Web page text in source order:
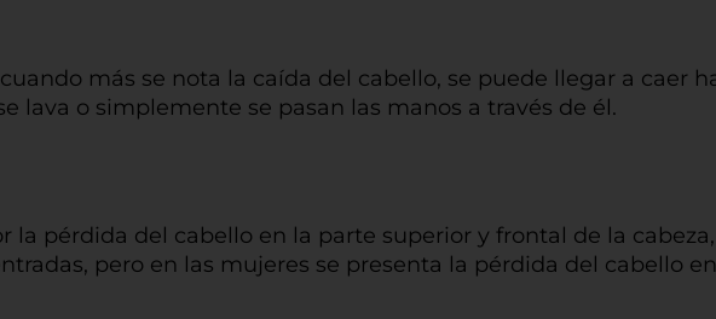
más se nota la caída del cabello, se puede llegar a caer
lava o simplemente se pasan las manos a través de él.
la pérdida del cabello en la parte superior y frontal de la
pero en las mujeres se presenta la pérdida del cabello